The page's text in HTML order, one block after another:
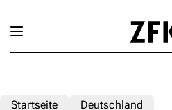
Startseite Deutschland